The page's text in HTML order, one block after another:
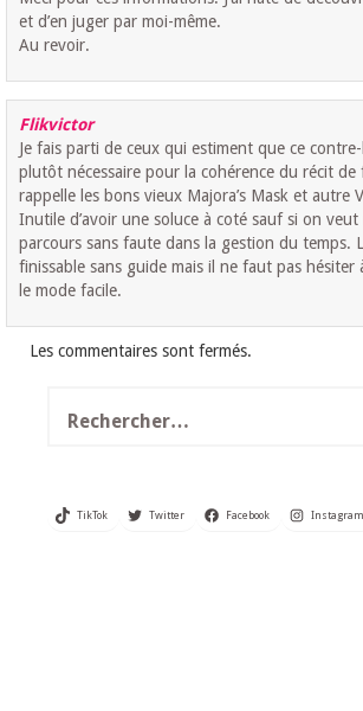
et d’en juger par moi-même.
Au revoir.
Flikvictor
Je fais parti de ceux qui estiment que ce
plutôt nécessaire pour la cohérence du récit de
rappelle les bons vieux Majora’s Mask et autre
Inutile d’avoir une soluce à coté sauf si on veut
parcours sans faute dans la gestion du temps.
finissable sans guide mais il ne faut pas hésiter
le mode facile.
Les commentaires sont fermés.
TikTok Twitter Facebook Instagram